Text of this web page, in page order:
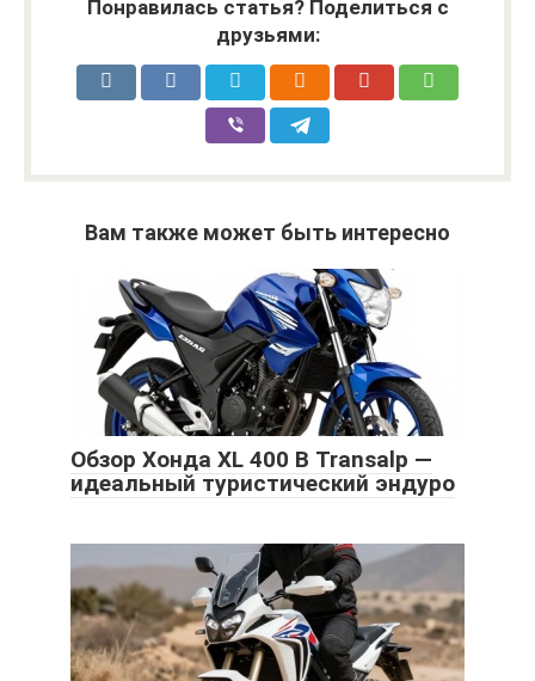
Понравилась статья? Поделиться с
друзьями:
Вам также может быть интересно
Обзор Хонда XL 400 В Transalp —
идеальный туристический эндуро